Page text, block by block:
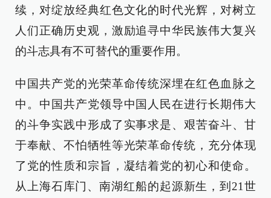
续，对绽放经典红色文化的时代光辉，对树立
人们正确历史观，激励追寻中华民族伟大复兴
的斗志具有不可替代的重要作用。
中国共产党的光荣革命传统深埋在红色血脉之
中。中国共产党领导中国人民在进行长期伟大
的斗争实践中形成了实事求是、艰苦奋斗、甘
于奉献、不怕牺牲等光荣革命传统，充分体现
了党的性质和宗旨，凝结着党的初心和使命。
从上海石库门、南湖红船的起源新生，到21世